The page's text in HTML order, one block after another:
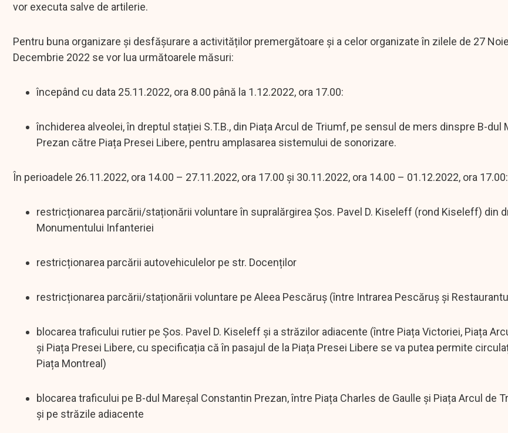
vor executa salve de artilerie.
Pentru buna organizare și desfășurare a activităților premergătoare și a celor organizate în zilele de 27
Decembrie 2022 se vor lua următoarele măsuri:
începând cu data 25.11.2022, ora 8.00 până la 1.12.2022, ora 17.00:
închiderea alveolei, în dreptul stației S.T.B., din Piața Arcul de Triumf, pe sensul de mers dinspre B-dul
Prezan către Piața Presei Libere, pentru amplasarea sistemului de sonorizare.
În perioadele 26.11.2022, ora 14.00 – 27.11.2022, ora 17.00 și 30.11.2022, ora 14.00 – 01.12.2022, ora 17.00:
restricționarea parcării/staționării voluntare în supralărgirea Șos. Pavel D. Kiseleff (rond Kiseleff) din
Monumentului Infanteriei
restricționarea parcării autovehiculelor pe str. Docenților
restricționarea parcării/staționării voluntare pe Aleea Pescăruș (între Intrarea Pescăruș și
blocarea traficului rutier pe Șos. Pavel D. Kiseleff și a străzilor adiacente (între Piața Victoriei, Piața
și Piața Presei Libere, cu specificația că în pasajul de la Piața Presei Libere se va putea permite
Piața Montreal)
blocarea traficului pe B-dul Mareșal Constantin Prezan, între Piața Charles de Gaulle și Piața Arcul de
și pe străzile adiacente